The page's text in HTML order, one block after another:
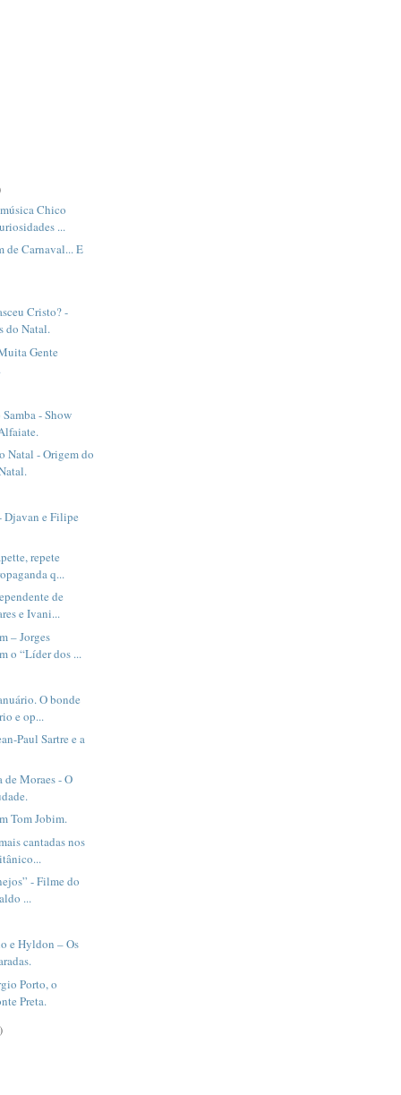
Chico
...
de Carnaval... E
Cristo? -
do Natal.
Gente
- Show
Natal - Origem do
Djavan e Filipe
repete
q...
de
e Ivani...
– Jorges
o “Líder dos ...
O bonde
e op...
Paul Sartre e a
de Moraes - O
Tom Jobim.
cantadas nos
- Filme do
...
e Hyldon – Os
Porto, o
Preta.